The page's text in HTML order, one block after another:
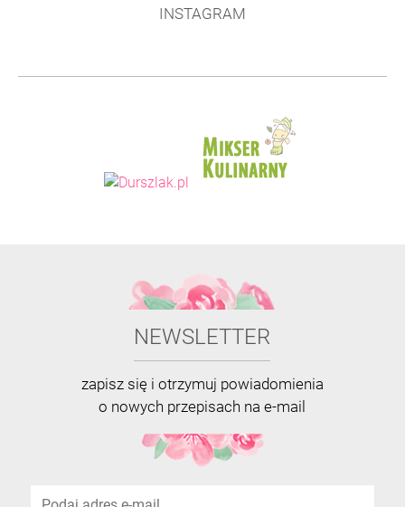
INSTAGRAM
NEWSLETTER
zapisz się i otrzymuj powiadomienia
o nowych przepisach na e-mail